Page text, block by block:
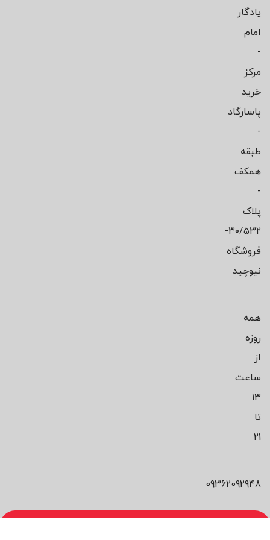
یادگار
امام
-
مرکز
خرید
پاسارگاد
-
طبقه
همکف
-
پلاک
۳۰/۵۳۲-
فروشگاه
نیوچید
همه
روزه
از
ساعت
13
تا
21
09362092948